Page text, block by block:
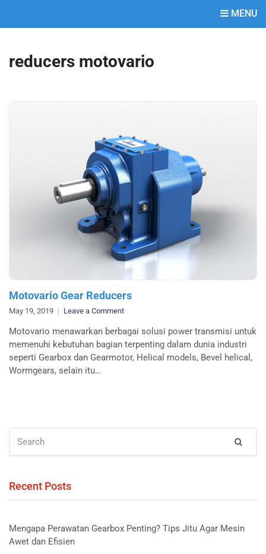
MENU
reducers motovario
Motovario Gear Reducers
May 19, 2019 Leave a Commenton
Gear
Reducers
Motovario menawarkan berbagai solusi power transmisi untuk
memenuhi kebutuhan bagian terpenting dalam dunia industri
seperti Gearbox dan Gearmotor, Helical models, Bevel helical,
Wormgears, selain itu…
FOR:
Recent Posts
Mengapa Perawatan Gearbox Penting? Tips Jitu Agar Mesin
Awet dan Efisien